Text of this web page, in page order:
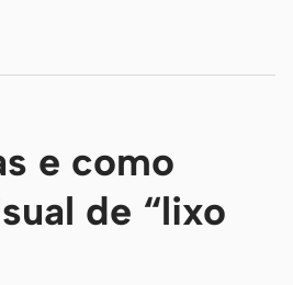
e como
de “lixo